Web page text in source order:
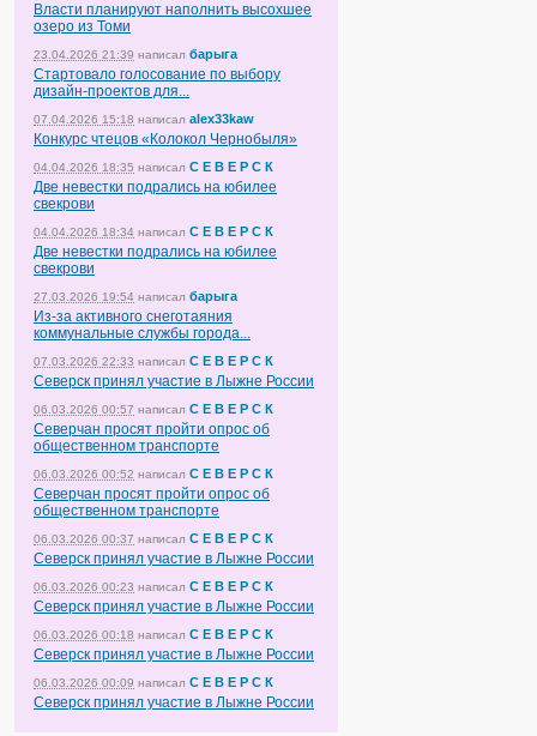
Власти планируют наполнить высохшее
озеро из Томи
23.04.2026 21:39 написал барыга
Стартовало голосование по выбору
дизайн-проектов для...
07.04.2026 15:18 написал alex33kaw
Конкурс чтецов «Колокол Чернобыля»
04.04.2026 18:35 написал С Е В Е Р С К
Две невестки подрались на юбилее
свекрови
04.04.2026 18:34 написал С Е В Е Р С К
Две невестки подрались на юбилее
свекрови
27.03.2026 19:54 написал барыга
Из-за активного снеготаяния
коммунальные службы города...
07.03.2026 22:33 написал С Е В Е Р С К
Северск принял участие в Лыжне России
06.03.2026 00:57 написал С Е В Е Р С К
Северчан просят пройти опрос об
общественном транспорте
06.03.2026 00:52 написал С Е В Е Р С К
Северчан просят пройти опрос об
общественном транспорте
06.03.2026 00:37 написал С Е В Е Р С К
Северск принял участие в Лыжне России
06.03.2026 00:23 написал С Е В Е Р С К
Северск принял участие в Лыжне России
06.03.2026 00:18 написал С Е В Е Р С К
Северск принял участие в Лыжне России
06.03.2026 00:09 написал С Е В Е Р С К
Северск принял участие в Лыжне России